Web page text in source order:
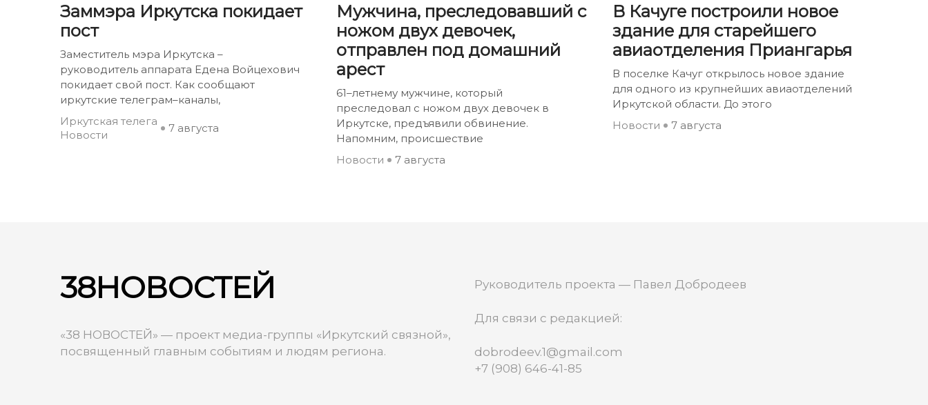
Заммэра Иркутска покидает
пост
Заместитель мэра Иркутска –
руководитель аппарата Едена Войцехович
покидает свой пост. Как сообщают
иркутские телеграм–каналы,
Иркутская телега
Новости
7 августа
Мужчина, преследовавший с
ножом двух девочек,
отправлен под домашний
арест
61–летнему мужчине, который
преследовал с ножом двух девочек в
Иркутске, предъявили обвинение.
Напомним, происшествие
Новости
7 августа
В Качуге построили новое
здание для старейшего
авиаотделения Приангарья
В поселке Качуг открылось новое здание
для одного из крупнейших авиаотделений
Иркутской области. До этого
Новости
7 августа
38НОВОСТЕЙ
«38 НОВОСТЕЙ» — проект медиа-группы «Иркутский связной»,
посвященный главным событиям и людям региона.
Руководитель проекта — Павел Добродеев
Для связи с редакцией:
dobrodeev.1@gmail.com
+7 (908) 646-41-85